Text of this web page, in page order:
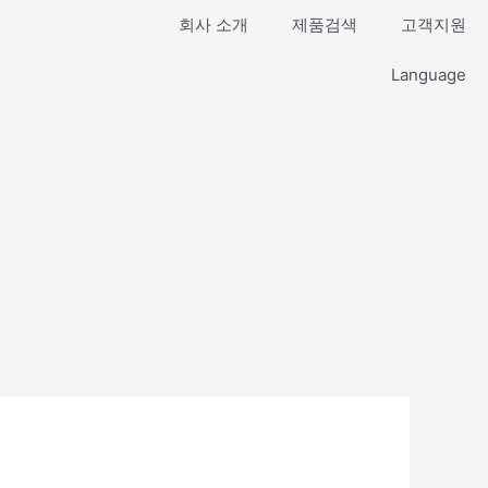
회사 소개 제품검색 고객지원
Language